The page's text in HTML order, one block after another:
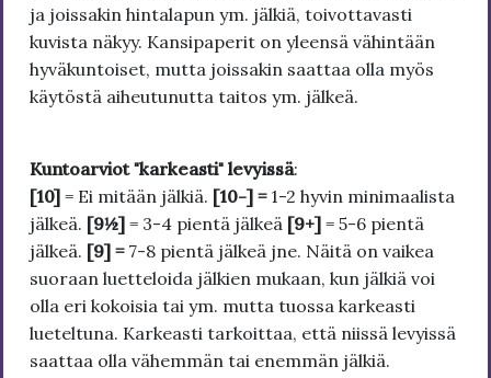
ja joissakin hintalapun ym. jälkiä, toivottavasti
kuvista näkyy. Kansipaperit on yleensä vähintään
hyväkuntoiset, mutta joissakin saattaa olla myös
käytöstä aiheutunutta taitos ym. jälkeä.
Kuntoarviot "karkeasti" levyissä:
[10] = Ei mitään jälkiä. [10-] = 1-2 hyvin minimaalista
jälkeä. [9½] = 3-4 pientä jälkeä [9+] = 5-6 pientä
jälkeä. [9] = 7-8 pientä jälkeä jne. Näitä on vaikea
suoraan luetteloida jälkien mukaan, kun jälkiä voi
olla eri kokoisia tai ym. mutta tuossa karkeasti
lueteltuna. Karkeasti tarkoittaa, että niissä levyissä
saattaa olla vähemmän tai enemmän jälkiä.